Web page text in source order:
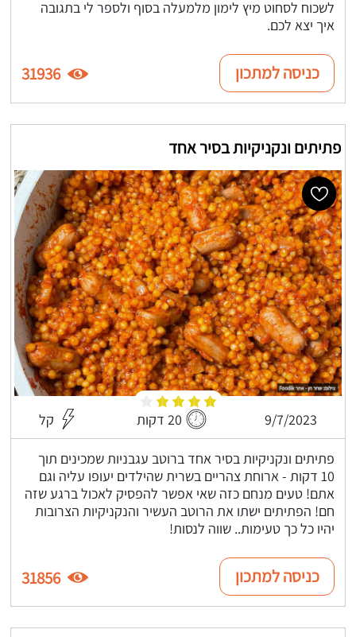
לשכוח לסחוט מיץ לימון מלמעלה בסוף ולספר לי בתגובה
איך יצא לכם.
כניסה למתכון 31936
פתיתים ונקניקיות בסיר אחד
9/7/2023 20 דקות קל
פתיתים ונקניקיות בסיר אחד ברוטב עגבניות שמכינים תוך
10 דקות - ארוחת צהריים בשרית שהילדים יעופו עליה וגם
אתם! טעים מנחם כזה שאי אפשר להפסיק לאכול ברגע שזה
חם! הפתיתים ישתו את הרוטב העשיר והנקניקיות הצרובות
יהיו כל כך טעימות.. שווה לנסות!
כניסה למתכון 31856